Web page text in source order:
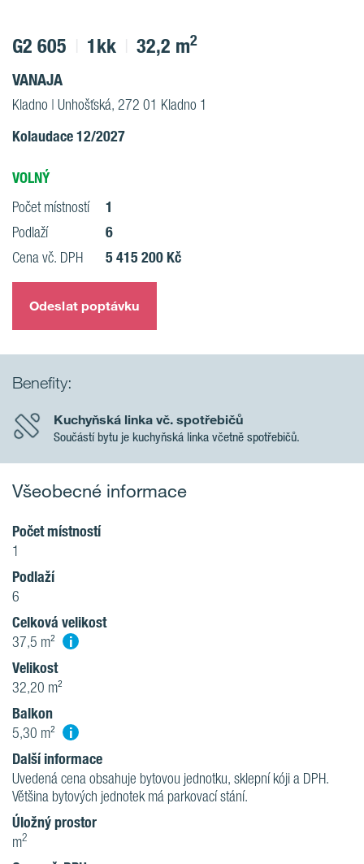
G2 605 1kk 32,2 m2
VANAJA
Kladno | Unhošťská, 272 01 Kladno 1
Kolaudace 12/2027
VOLNÝ
Počet místností 1
Podlaží 6
Cena vč. DPH 5 415 200 Kč
Odeslat poptávku
Benefity:
Kuchyňská linka vč. spotřebičů
Součástí bytu je kuchyňská linka včetně spotřebičů.
Všeobecné informace
Počet místností
1
Podlaží
6
Celková velikost
37,5 m² i
Velikost
32,20 m²
Balkon
5,30 m² i
Další informace
Uvedená cena obsahuje bytovou jednotku, sklepní kóji a DPH.
Většina bytových jednotek má parkovací stání.
Úložný prostor
m2